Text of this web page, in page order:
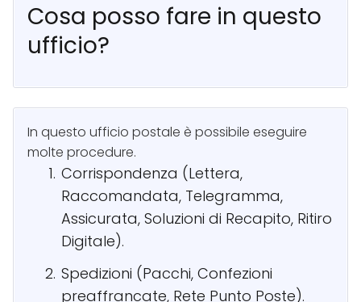
Cosa posso fare in questo
ufficio?
In questo ufficio postale è possibile eseguire
molte procedure.
Corrispondenza (Lettera,
Raccomandata, Telegramma,
Assicurata, Soluzioni di Recapito, Ritiro
Digitale).
Spedizioni (Pacchi, Confezioni
preaffrancate, Rete Punto Poste).